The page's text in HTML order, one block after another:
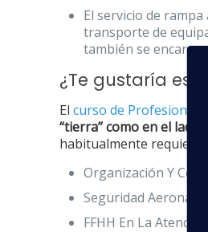
El servicio de
transporte de
también se
¿Te gustaría
Elcurso de Profesional
“tierra” como en el lado
habitualmente requiere
Organización Y
Seguridad
FFHH En La Atención